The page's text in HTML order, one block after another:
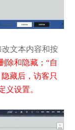
文本内容和按
除和隐藏；“自
藏后，访客只
义设置。